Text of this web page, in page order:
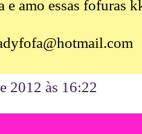
e amo essas fofuras
2012 às 16:22